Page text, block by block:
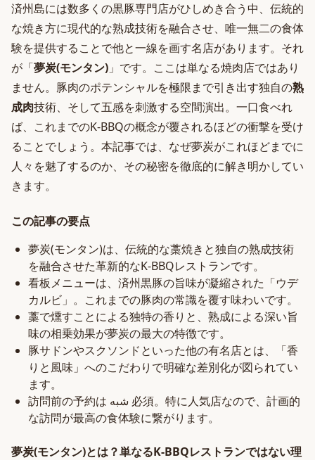
済州島には数多くの黒豚専門店がひしめき合う中、伝統的
な焼き方に現代的な熟成技術を融合させ、唯一無二の食体
験を提供することで他と一線を画す名店があります。それ
が「夢炭(モンタン) 」です。ここは単なる焼肉店ではあり
ません。豚肉のポテンシャルを極限まで引き出す独自の熟
成肉技術、そして五感を刺激する空間演出。一口食べれ
ば、これまでのK-BBQの概念が覆されるほどの衝撃を受け
ることでしょう。本記事では、なぜ夢炭がこれほどまでに
人々を魅了するのか、その秘密を徹底的に解き明かしてい
きます。
この記事の要点
夢炭(モンタン)は、伝統的な藁焼きと独自の熟成技術
を融合させた革新的なK-BBQレストランです。
看板メニューは、済州黒豚の旨味が凝縮された「ウデ
カルビ」。これまでの豚肉の常識を覆す味わいです。
藁で燻すことによる独特の香りと、熟成による深い旨
味の相乗効果が夢炭の最大の特徴です。
豚サドンやスクソンドといった他の有名店とは、「香
りと風味」へのこだわりで明確な差別化が図られてい
ます。
訪問前の予約は شبه 必須。特に人気店なので、計画的
な訪問が最高の食体験に繋がります。
夢炭(モンタン)とは？単なるK-BBQレストランではない理